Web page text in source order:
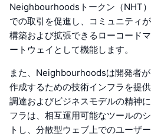
Neighbourhoodsトークン（NHT
での取引を促進し、コミュニティ
構築および拡張できるローコード
ートウェイとして機能します。
また、Neighbourhoodsは開発者
作成するための技術インフラを提
調達およびビジネスモデルの精神
フラは、相互運用可能なツールの
トし、分散型ウェブ上でのユーザ